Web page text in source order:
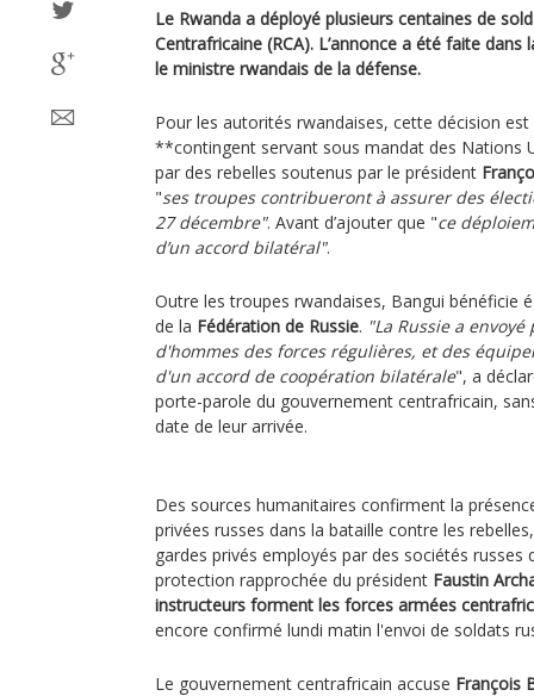
Le Rwanda a déployé plusieurs centaines de
Centrafricaine (RCA). L’annonce a été faite
le ministre rwandais de la défense.
Pour les autorités rwandaises, cette décision est
**contingent servant sous mandat des Nations
par des rebelles soutenus par le président
"ses troupes contribueront à assurer des
27 décembre". Avant d’ajouter que "ce
d’un accord bilatéral".
Outre les troupes rwandaises, Bangui bénéficie
de la Fédération de Russie. "La Russie a
d'hommes des forces régulières, et des
d'un accord de coopération bilatérale", a
porte-parole du gouvernement centrafricain,
date de leur arrivée.
Des sources humanitaires confirment la
privées russes dans la bataille contre les
gardes privés employés par des sociétés russes
protection rapprochée du président Faustin
instructeurs forment les forces armées
encore confirmé lundi matin l'envoi de soldats
Le gouvernement centrafricain accuse François